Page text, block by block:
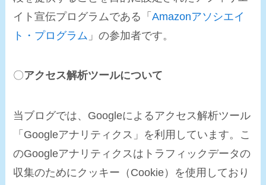
イト宣伝プログラムである「Amazonアソシエイ
ト・プログラム 」の参加者です。
〇アクセス解析ツールについて
当ブログでは、Googleによるアクセス解析ツール
「Googleアナリティクス」を利用しています。こ
のGoogleアナリティクスはトラフィックデータの
収集のためにクッキー（Cookie）を使用しており